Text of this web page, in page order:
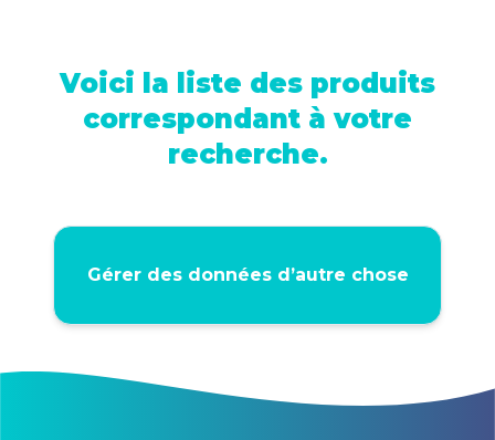
Voici la liste des produits
correspondant à votre
recherche.
Gérer des données d’autre chose